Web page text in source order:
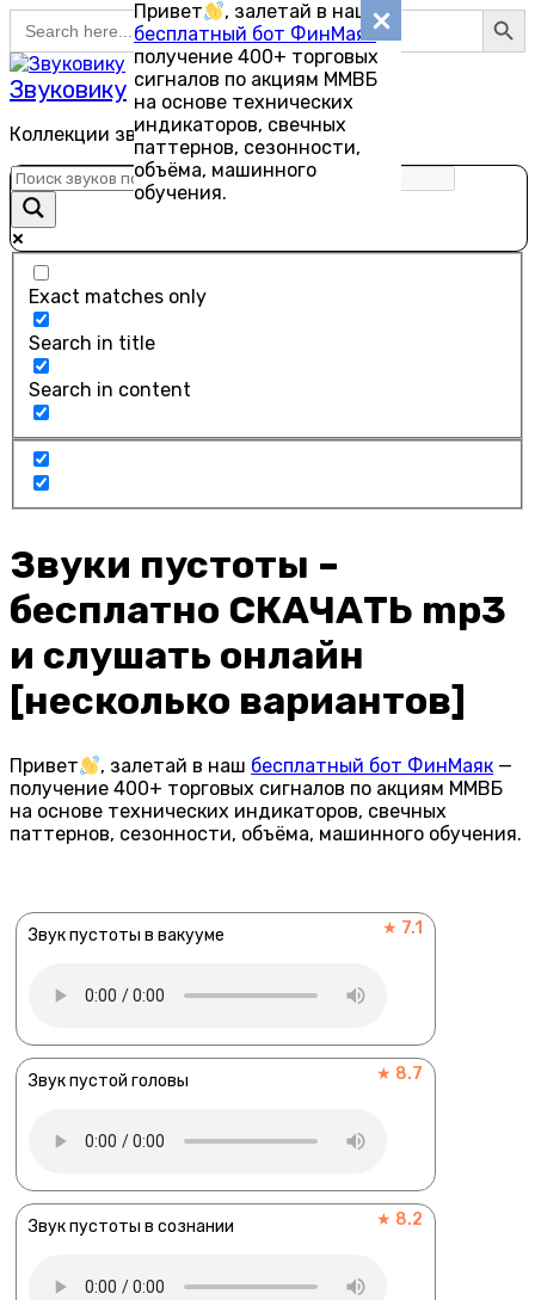
Привет
, залетай в наш
бесплатный бот ФинМаяк—
получение 400+ торговых
сигналов по акциям ММВБ
на основе технических
индикаторов, свечных
паттернов, сезонности,
объёма, машинного
обучения.
Перейти
содержанию
Search
for:
Search Button
Звуковику
Коллекции звуков для скачивания
Exact matches only
Search in title
Search in content
Звуки пустоты –
бесплатно СКАЧАТЬ mp3
и слушать онлайн
[несколько вариантов]
Привет , залетай в наш бесплатный бот ФинМаяк —
получение 400+ торговых сигналов по акциям ММВБ
на основе технических индикаторов, свечных
паттернов, сезонности, объёма, машинного обучения.
Звук пустоты в вакууме ★ 7.1
Звук пустой головы ★ 8.7
Звук пустоты в сознании ★ 8.2